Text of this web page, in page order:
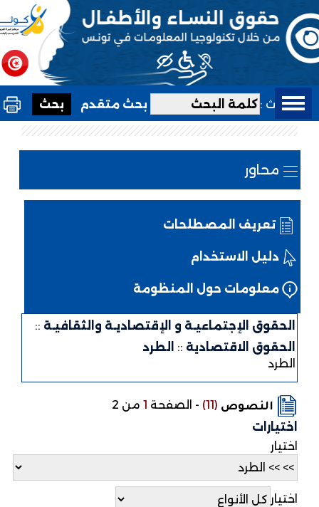
بحث : بحث متقدم
محاور
تعريف المصطلحات
دليل الاستخدام
معلومات حول المنظومة
الحقوق الإجتماعيـة و الإقتصاديـة والثقافيـة ::
الحقوق الاقتصادية :: الطرد
الطرد
النصوص (11)
-الصفحة1من 2
اختيارات
اختيار
اختيار